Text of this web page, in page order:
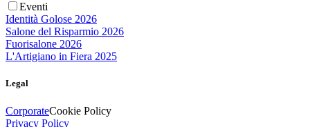
Eventi
Identità Golose 2026
Salone del Risparmio 2026
Fuorisalone 2026
L'Artigiano in Fiera 2025
Legal
CorporateCookie Policy
Privacy Policy